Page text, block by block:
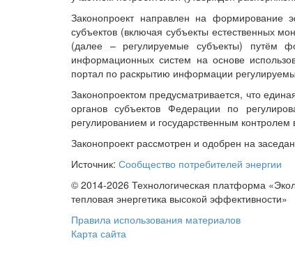
Законопроект направлен на формирование
субъектов (включая субъекты естественных
(далее – регулируемые субъекты) путём
информационных систем на основе
портал по раскрытию информации
Законопроектом предусматривается, что
органов субъектов Федерации по
регулированием и государственным
Законопроект рассмотрен и одобрен на
Источник: Сообщество потребителей энергии
© 2014-2026 Технологическая платформа
тепловая энергетика высокой эффективности»
Правила использования материалов
Карта сайта